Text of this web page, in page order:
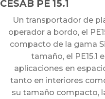
CESAB PE 15.1
Un transportador de
operador a bordo, el
compacto de la gama
tamaño, el PE15.1
aplicaciones en
tanto en interiores
su tamaño compacto,